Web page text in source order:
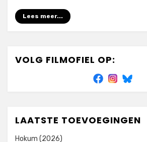
Lees meer...
VOLG FILMOFIEL OP:
LAATSTE TOEVOEGINGEN
Hokum (2026)